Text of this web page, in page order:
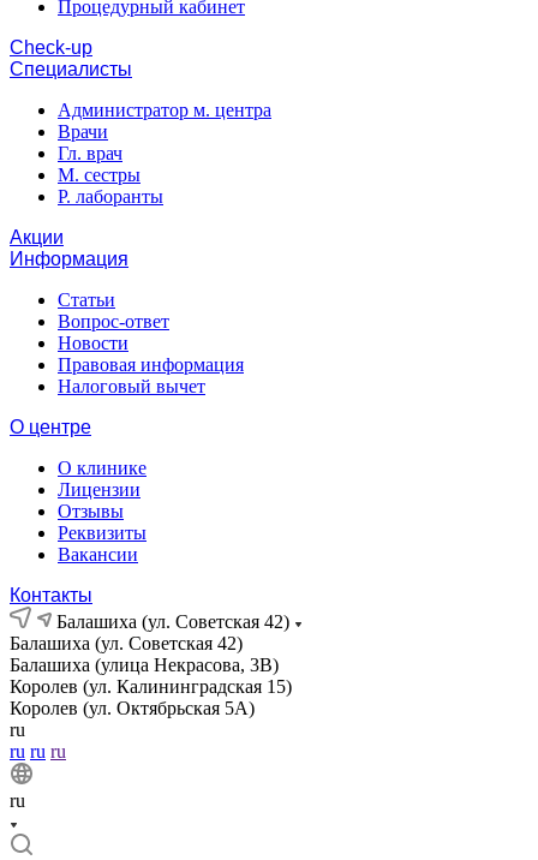
Процедурный кабинет
Cheсk-up
Специалисты
Администратор м. центра
Врачи
Гл. врач
М. сестры
Р. лаборанты
Акции
Информация
Статьи
Вопрос-ответ
Новости
Правовая информация
Налоговый вычет
О центре
О клинике
Лицензии
Отзывы
Реквизиты
Вакансии
Контакты
Балашиха (ул. Советская 42)
Балашиха (ул. Советская 42)
Балашиха (улица Некрасова, 3В)
Королев (ул. Калининградская 15)
Королев (ул. Октябрьская 5А)
ru
ru ru ru
ru